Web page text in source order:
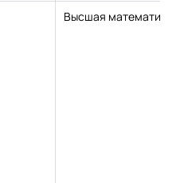
Высшая математика